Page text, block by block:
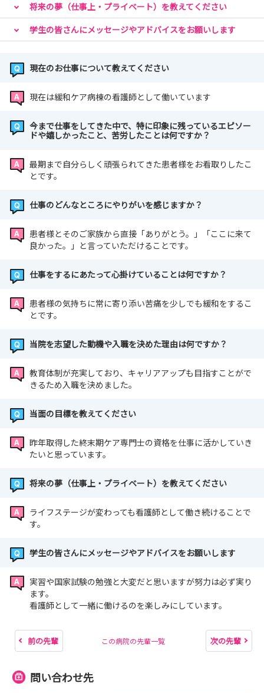
将来の夢（仕事上・プライベート）を教えてください
学生の皆さんにメッセージやアドバイスをお願いします
現在のお仕事について教えてください
現在は緩和ケア病棟の看護師として働いています
今まで仕事をしてきた中で、特に印象に残っているエピソー
ドや嬉しかったこと、苦労したことは何ですか？
最期まで自分らしく頑張られてきた患者様をお看取りしたこ
とです。
仕事のどんなところにやりがいを感じますか？
患者様とそのご家族から直接「ありがとう。」「ここに来て
良かった。」と言っていただけることです。
仕事をするにあたって心掛けていることは何ですか？
患者様の気持ちに常に寄り添い苦痛を少しでも緩和をするこ
とです。
当院を志望した動機や入職を決めた理由は何ですか？
教育体制が充実しており、キャリアアップも目指すことがで
きるため入職を決めました。
当面の目標を教えてください
昨年取得した終末期ケア専門士の資格を仕事に活かしていき
たいと思っています。
将来の夢（仕事上・プライベート）を教えてください
ライフステージが変わっても看護師として働き続けることで
す。
学生の皆さんにメッセージやアドバイスをお願いします
実習や国家試験の勉強と大変だと思いますが努力は必ず実り
ます。
看護師として一緒に働けるのを楽しみにしています。
前の先輩 この病院の先輩一覧 次の先輩
問い合わせ先